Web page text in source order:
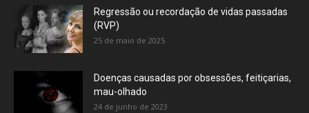
Regressão ou recordação de vidas passadas
(RVP)
25 de maio de 2025
Doenças causadas por obsessões, feitiçarias,
mau-olhado
24 de junho de 2023